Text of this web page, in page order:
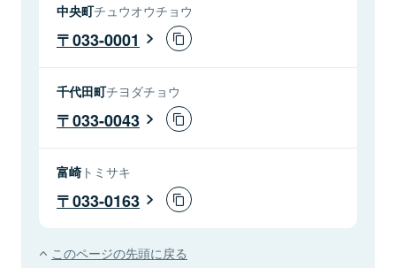
中央町チュウオウチョウ
033-0001
千代田町チヨダチョウ
033-0043
富崎トミサキ
033-0163
このページの先頭に戻る